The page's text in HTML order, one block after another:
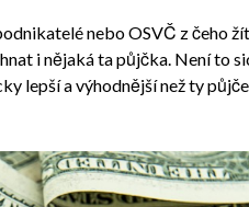
nebo OSVČ z čeho
i nějaká ta půjčka. Není to
lepší a výhodnější než ty